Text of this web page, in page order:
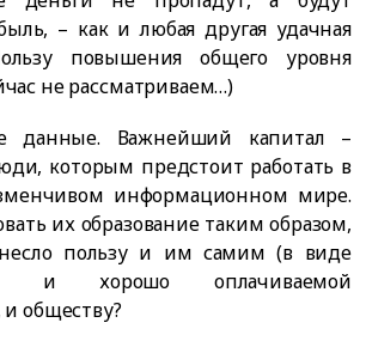
– как и любая другая удачная
повышения общего уровня
не рассматриваем…)
данные. Важнейший капитал –
которым предстоит работать в
информационном мире.
их образование таким образом,
пользу и им самим (в виде
и хорошо оплачиваемой
обществу?